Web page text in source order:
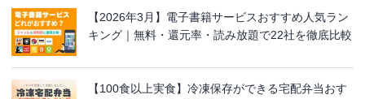
【2026年3月】電子書籍サービスおすすめ人気ラン
キング｜無料・還元率・読み放題で22社を徹底比較
【100食以上実食】冷凍保存ができる宅配弁当おす